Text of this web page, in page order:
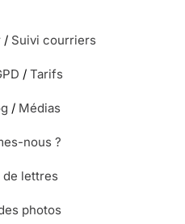
15 : Super pratique
d'images merci
/ Suivi courriers
/ Tarifs
/ Médias
nous ?
de lettres
photos